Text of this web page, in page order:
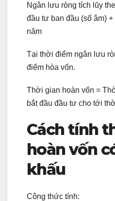
Ngân lưu ròng tích lũy
đầu tư ban đầu (số âm)
năm
Tại thời điểm ngân lưu
điểm hòa vốn.
Thời gian hoàn vốn =
bắt đầu đầu tư cho tới
Cách tính
hoàn vốn
khấu
Công thức tính: